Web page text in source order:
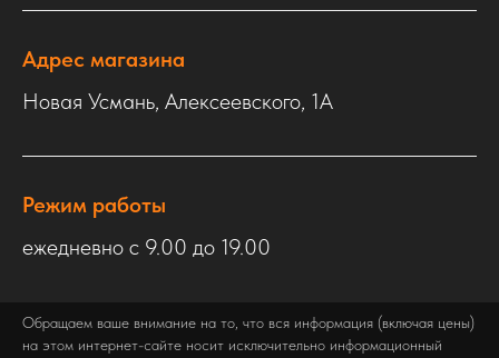
Адрес магазина
Новая Усмань, Алексеевского, 1А
Режим работы
ежедневно с 9.00 до 19.00
Обращаем ваше внимание на то, что вся информация (включая цены)
на этом интернет-сайте носит исключительно информационный